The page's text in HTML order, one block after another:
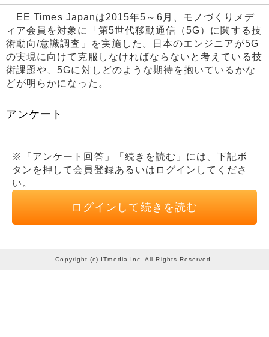
EE Times Japanは2015年5～6月、モノづくりメデ
ィア会員を対象に「第5世代移動通信（5G）に関する技
術動向/意識調査」を実施した。日本のエンジニアが5G
の実現に向けて克服しなければならないと考えている技
術課題や、5Gに対しどのような期待を抱いているかな
どが明らかになった。
アンケート
※「アンケート回答」「続きを読む」には、下記ボ
タンを押して会員登録あるいはログインしてくださ
い。
ログインして続きを読む
Copyright (c) ITmedia Inc. All Rights Reserved.